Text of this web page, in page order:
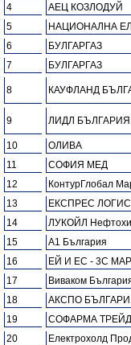
4
АЕЦ КОЗЛОДУЙ
5
НАЦИОНАЛНА
6
БУЛГАРГАЗ
7
БУЛГАРГАЗ
8 КАУФЛАНД
9 ЛИДЛ
10
ОЛИВА
11
СОФИЯ МЕД
12
КонтурГлобал
13
ЕКСПРЕС
14
ЛУКОЙЛ
15
А1 България
16
ЕЙ И ЕС - 3С
17
Виваком
18
АКСПО
19
СОФАРМА
20
Електрохолд